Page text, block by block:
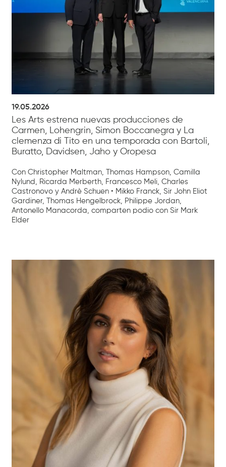
19.05.2026
Les Arts estrena nuevas producciones de
Carmen, Lohengrin, Simon Boccanegra y La
clemenza di Tito en una temporada con Bartoli,
Buratto, Davidsen, Jaho y Oropesa
Con Christopher Maltman, Thomas Hampson, Camilla
Nylund, Ricarda Merberth, Francesco Meli, Charles
Castronovo y Andrè Schuen • Mikko Franck, Sir John Eliot
Gardiner, Thomas Hengelbrock, Philippe Jordan,
Antonello Manacorda, comparten podio con Sir Mark
Elder